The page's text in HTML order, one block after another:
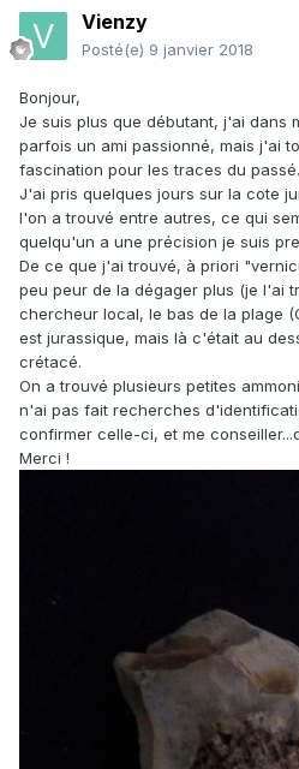
Vienzy
Posté(e) 9 janvier 2018
Bonjour,
Je suis plus que débutant, j'ai dans
parfois un ami passionné, mais j'ai
fascination pour les traces du passé.
J'ai pris quelques jours sur la cote
l'on a trouvé entre autres, ce qui
quelqu'un a une précision je suis
De ce que j'ai trouvé, à priori
peu peur de la dégager plus (je l'ai
chercheur local, le bas de la plage
est jurassique, mais là c'était au
crétacé.
On a trouvé plusieurs petites
n'ai pas fait recherches
confirmer celle-ci, et me
Merci !